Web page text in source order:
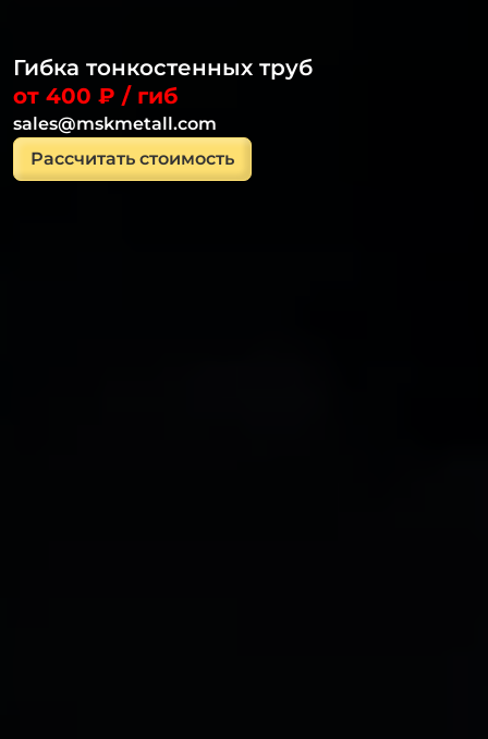
Гибка тонкостенных труб
от 400 ₽ / гиб
sales@mskmetall.com
Рассчитать стоимость